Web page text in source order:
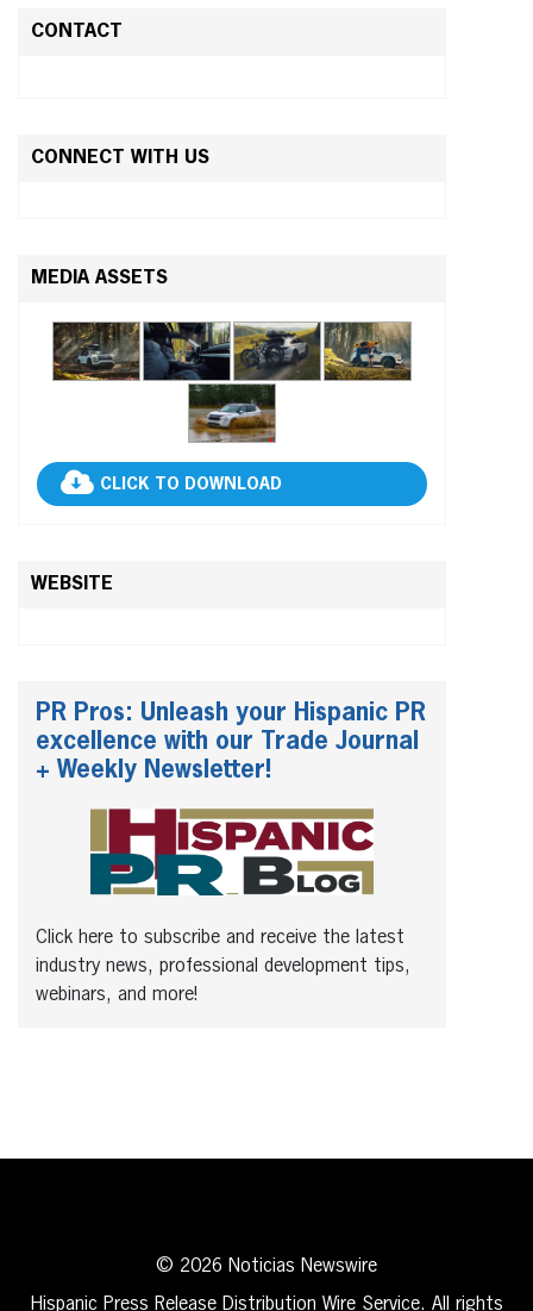
CONTACT
CONNECT WITH US
MEDIA ASSETS
CLICK TO DOWNLOAD
WEBSITE
PR Pros: Unleash your Hispanic PR
excellence with our Trade Journal
+ Weekly Newsletter!
Click here to subscribe and receive the latest
industry news, professional development tips,
webinars, and more!
© 2026 Noticias Newswire
Hispanic Press Release Distribution Wire Service. All rights